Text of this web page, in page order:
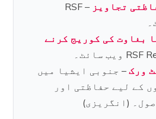
تجاویز
– RSF
بغاوت کی کوریج کرنے
ورک – جنوبی ایشیا میں
کے لیے حفاظتی اور
(انگریزی)